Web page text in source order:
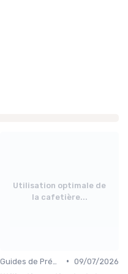
Utilisation optimale de
la cafetière...
• 09/07/2026